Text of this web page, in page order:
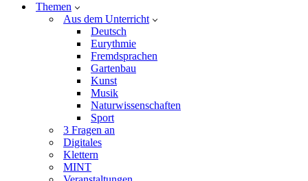
Themen
Aus dem Unterricht
Deutsch
Eurythmie
Fremdsprachen
Gartenbau
Kunst
Musik
Naturwissenschaften
Sport
3 Fragen an
Digitales
Klettern
MINT